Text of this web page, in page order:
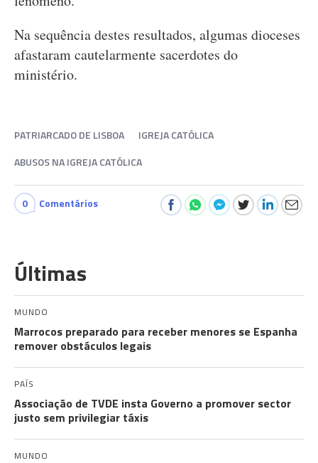
Na sequência destes resultados, algumas dioceses
afastaram cautelarmente sacerdotes do
ministério.
PATRIARCADO DE LISBOA
IGREJA CATÓLICA
ABUSOS NA IGREJA CATÓLICA
0 Comentários
Últimas
MUNDO
Marrocos preparado para receber menores se Espanha
remover obstáculos legais
PAÍS
Associação de TVDE insta Governo a promover sector
justo sem privilegiar táxis
MUNDO